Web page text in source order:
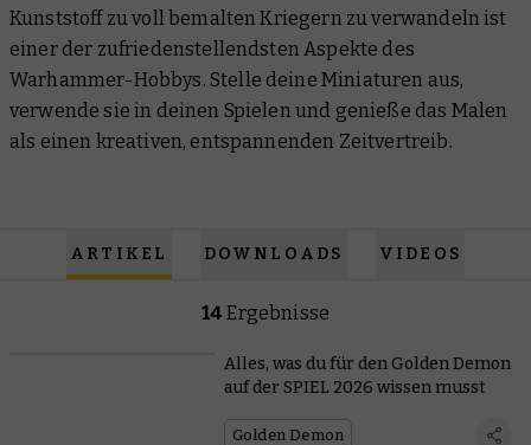
Kunststoff zu voll bemalten Kriegern zu verwandeln ist
einer der zufriedenstellendsten Aspekte des
Warhammer-Hobbys. Stelle deine Miniaturen aus,
verwende sie in deinen Spielen und genieße das Malen
als einen kreativen, entspannenden Zeitvertreib.
ARTIKEL DOWNLOADS VIDEOS
14 Ergebnisse
Alles, was du für den Golden Demon
auf der SPIEL 2026 wissen musst
Golden Demon